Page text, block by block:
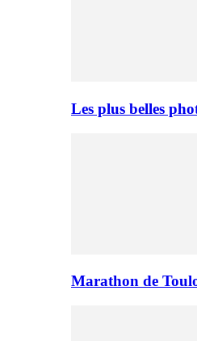
Les plus belles
Marathon de